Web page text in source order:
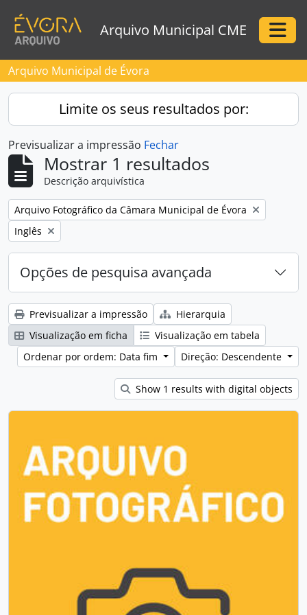
Arquivo Municipal CME
Arquivo Municipal de Évora
Limite os seus resultados por:
Previsualizar a impressão Fechar
Mostrar 1 resultados
Descrição arquivística
Remove filter:
Arquivo Fotográfico da Câmara Municipal de Évora
Remove filter:
Inglês
Opções de pesquisa avançada
Previsualizar a impressão
Hierarquia
Visualização em ficha
Visualização em tabela
Ordenar por ordem: Data fim
Direção: Descendente
Show 1 results with digital objects